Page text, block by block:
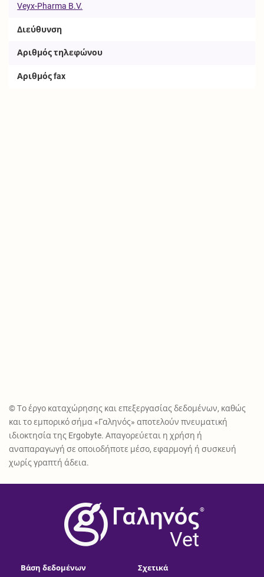
Veyx-Pharma B.V.
Διεύθυνση
Αριθμός τηλεφώνου
Αριθμός fax
© Το έργο καταχώρησης και επεξεργασίας δεδομένων, καθώς
και το εμπορικό σήμα «Γαληνός» αποτελούν πνευματική
ιδιοκτησία της Ergobyte. Απαγορεύεται η χρήση ή
αναπαραγωγή σε οποιοδήποτε μέσο, εφαρμογή ή συσκευή
χωρίς γραπτή άδεια.
®
Vet
Βάση δεδομένων
Σχετικά